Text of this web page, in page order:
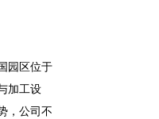
园区位于
加工设
，公司不